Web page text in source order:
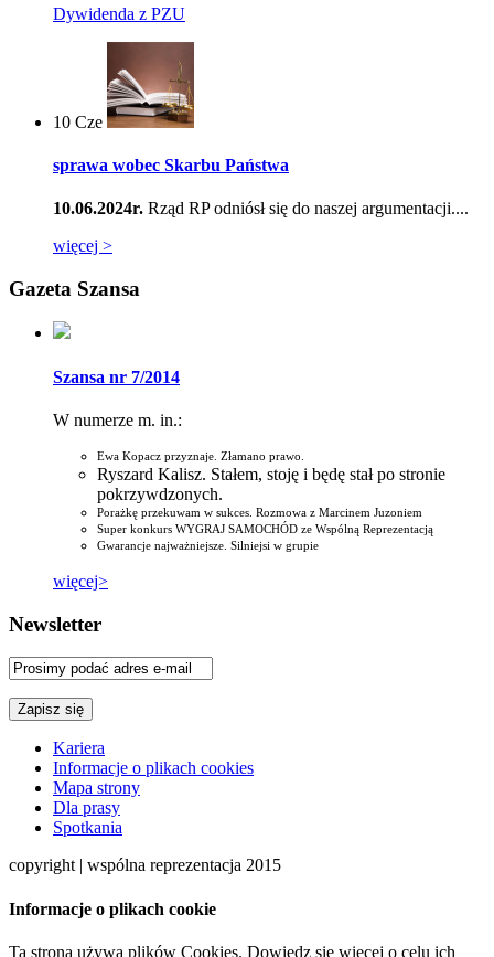
Dywidenda z PZU
10 Cze
sprawa wobec Skarbu Państwa
10.06.2024r. Rząd RP odniósł się do naszej argumentacji....
więcej >
Gazeta Szansa
Szansa nr 7/2014
W numerze m. in.:
Ewa Kopacz przyznaje. Złamano prawo.
Ryszard Kalisz. Stałem, stoję i będę stał po stronie
pokrzywdzonych.
Porażkę przekuwam w sukces. Rozmowa z Marcinem Juzoniem
Super konkurs WYGRAJ SAMOCHÓD ze Wspólną Reprezentacją
Gwarancje najważniejsze. Silniejsi w grupie
więcej>
Newsletter
Kariera
Informacje o plikach cookies
Mapa strony
Dla prasy
Spotkania
copyright | wspólna reprezentacja 2015
Informacje o plikach cookie
Ta strona używa plików Cookies. Dowiedz się więcej o celu ich